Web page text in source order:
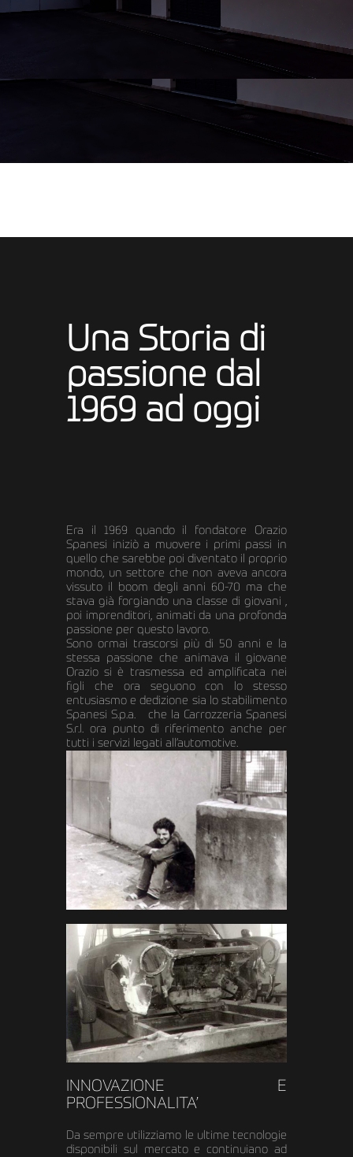
Una Storia di
passione dal
1969 ad oggi
Era il 1969 quando il fondatore Orazio
Spanesi iniziò a muovere i primi passi in
quello che sarebbe poi diventato il proprio
mondo, un settore che non aveva ancora
vissuto il boom degli anni 60-70 ma che
stava già forgiando una classe di giovani ,
poi imprenditori, animati da una profonda
passione per questo lavoro.
Sono ormai trascorsi più di 50 anni e la
stessa passione che animava il giovane
Orazio si è trasmessa ed amplificata nei
figli che ora seguono con lo stesso
entusiasmo e dedizione sia lo stabilimento
Spanesi S.p.a. che la Carrozzeria Spanesi
S.r.l. ora punto di riferimento anche per
tutti i servizi legati all’automotive.
INNOVAZIONE E
PROFESSIONALITA’
Da sempre utilizziamo le ultime tecnologie
disponibili sul mercato e continuiano ad